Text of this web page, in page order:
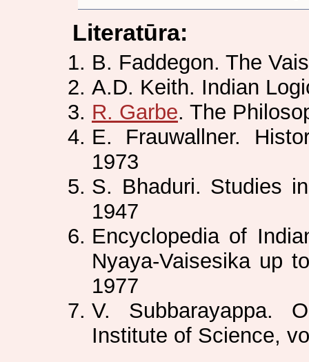
Literatūra:
B. Faddegon. The
A.D. Keith. Indian
R. Garbe. The
E. Frauwallner.
1973
S. Bhaduri. Studies
1947
Encyclopedia of
Nyaya-Vaisesika up
1977
V. Subbarayappa.
Institute of Science,